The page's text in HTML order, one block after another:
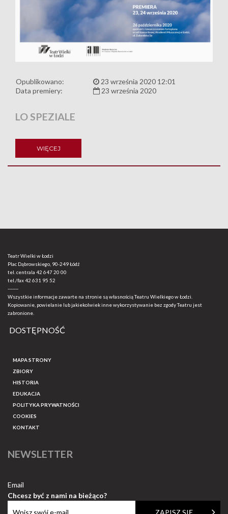
Opublikowano:
23 września 2020 12:01
Data premiery:
23 września 2020
LO SPEZIALE
WIĘCEJ
Teatr Wielki w Łodzi
Plac Dąbrowskiego, 90-249 Łódź
tel. centrala 42 647 20 00
tel./fax42 631 95 52
-------
Wszystkie informacje zawarte na stronie są własnością Teatru Wielkiego w Łodzi.
Kopiowanie, powielanie lub jakiekolwiek inne wykorzystywanie bez zgody Teatru jest
zabronione.
DOSTĘPNOŚĆ
MAPA STRONY
ZBIORY
HISTORIA
EDUKACJA
POLITYKA PRYWATNOŚCI
COOKIES
KONTAKT
NEWSLETTER
Email
Chcesz być z nami na bieżąco?